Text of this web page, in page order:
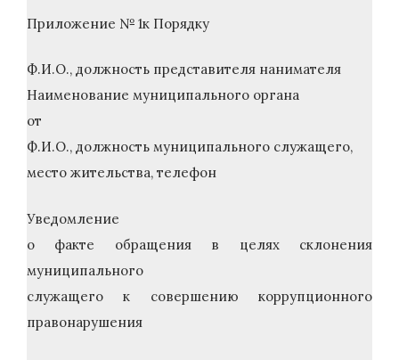
Приложение № 1к Порядку
Ф.И.О., должность представителя нанимателя
Наименование муниципального органа
от
Ф.И.О., должность муниципального служащего,
место жительства, телефон
Уведомление
о факте обращения в целях склонения
муниципального
служащего к совершению коррупционного
правонарушения